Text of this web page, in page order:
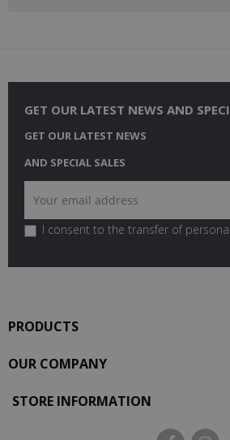
GET OUR LATEST NEWS AND
GET OUR LATEST NEWS
AND SPECIAL SALES
I consent to the transfer of
PRODUCTS
OUR COMPANY
STORE INFORMATION